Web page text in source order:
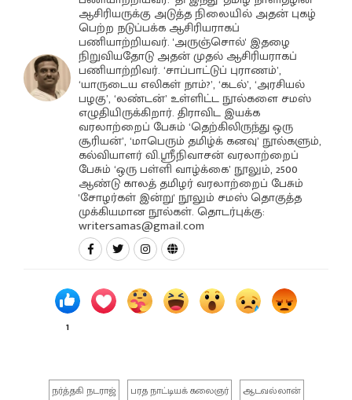
ஆசிரியருக்கு அடுத்த நிலையில் அதன் புகழ்
பெற்ற நடுப்பக்க ஆசிரியராகப்
பணியாற்றியவர். 'அருஞ்சொல்' இதழை
நிறுவியதோடு அதன் முதல் ஆசிரியராகப்
பணியாற்றிவர். ‘சாப்பாட்டுப் புராணம்’,
‘யாருடைய எலிகள் நாம்?’, ‘கடல்’, ‘அரசியல்
பழகு’, ‘லண்டன்’ உள்ளிட்ட நூல்களை சமஸ்
எழுதியிருக்கிறார். திராவிட இயக்க
வரலாற்றைப் பேசும் ‘தெற்கிலிருந்து ஒரு
சூரியன்’, ‘மாபெரும் தமிழ்க் கனவு’ நூல்களும்,
கல்வியாளர் வி.ஸ்ரீநிவாசன் வரலாற்றைப்
பேசும் ‘ஒரு பள்ளி வாழ்க்கை’ நூலும், 2500
ஆண்டு காலத் தமிழர் வரலாற்றைப் பேசும்
'சோழர்கள் இன்று' நூலும் சமஸ் தொகுத்த
முக்கியமான நூல்கள். தொடர்புக்கு:
writersamas@gmail.com
1
நர்த்தகி நடராஜ் பரத நாட்டியக் கலைஞர்
ஆடவல்லான்